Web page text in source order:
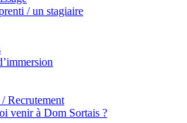
/ un stagiaire
Recrutement
venir à Dom Sortais ?